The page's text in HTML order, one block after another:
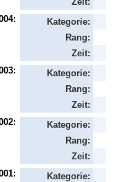
Kategorie:
Rang:
Zeit:
Kategorie:
Rang:
Zeit:
Kategorie:
Rang:
Zeit:
Kategorie: